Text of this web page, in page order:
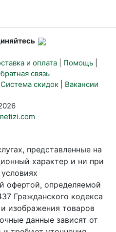
и оплата Помощь
связь
Система скидок | Вакансии
представленные на
характер и ни при
офертой, определяемой
Гражданского кодекса
изображения товаров
данные зависят от